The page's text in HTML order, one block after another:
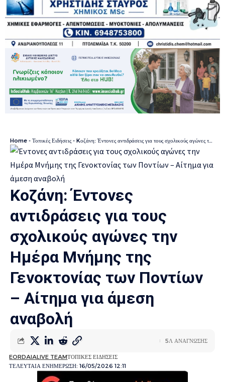
Home - Τοπικές Ειδήσεις - Kοζάνη: Έντονες αντιδράσεις για τους σχολικούς αγώνες την Ημέρα Μνήμης της Γενοκτονίας των Ποντίων – Αίτημα για άμεση αναβολή
Kοζάνη: Έντονες
αντιδράσεις για τους
σχολικούς αγώνες την
Ημέρα Μνήμης της
Γενοκτονίας των Ποντίων
– Αίτημα για άμεση
αναβολή
ΤΕΛΕΥΤΑΙΑ ΕΝΗΜΕΡΩΣΗ: 16/05/2026 12:11
EORDAIALIVE TEAMΤΟΠΙΚΕΣ ΕΙΔΗΣΕΙΣ
5Λ ΑΝΑΓΝΩΣΗΣ